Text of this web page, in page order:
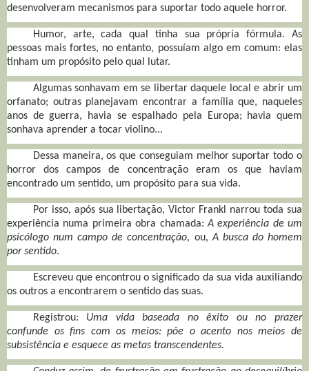
desenvolveram mecanismos para suportar todo aquele horror.
Humor, arte, cada qual tinha sua própria fórmula. As
pessoas mais fortes, no entanto, possuíam algo em comum: elas
tinham um propósito pelo qual lutar.
Algumas sonhavam em se libertar daquele local e abrir um
orfanato; outras planejavam encontrar a família que, naqueles
anos de guerra, havia se espalhado pela Europa; havia quem
sonhava aprender a tocar violino...
Dessa maneira, os que conseguiam melhor suportar todo o
horror dos campos de concentração eram os que haviam
encontrado um sentido, um propósito para sua vida.
Por isso, após sua libertação, Victor Frankl narrou toda sua
experiência numa primeira obra chamada:A experiência de um
psicólogo num campo de concentração, ou,A busca do homem
por sentido.
Escreveu que encontrou o significado da sua vida auxiliando
os outros a encontrarem o sentido das suas.
Registrou: Uma vida baseada no êxito ou no prazer
confunde os fins com os meios: põe o acento nos meios de
subsistência e esquece as metas transcendentes.